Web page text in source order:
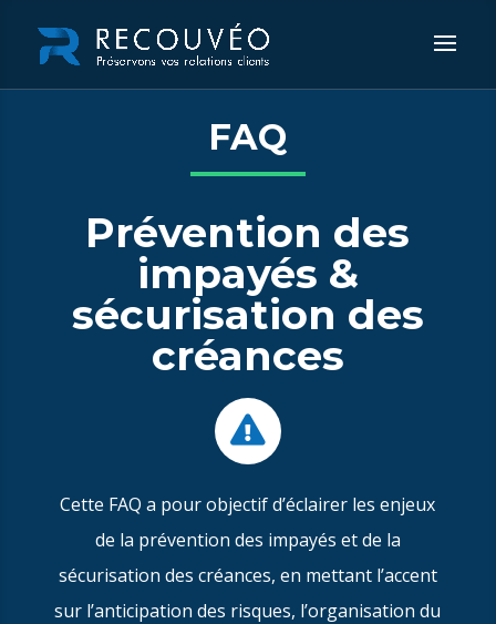
FAQ
Prévention des
impayés &
sécurisation des
créances
Cette FAQ a pour objectif d’éclairer les enjeux
de la prévention des impayés et de la
sécurisation des créances, en mettant l’accent
sur l’anticipation des risques, l’organisation du